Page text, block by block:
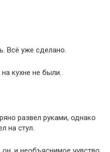
Всё уже сделано.
кухне не были.
развел руками, однако
на стул.